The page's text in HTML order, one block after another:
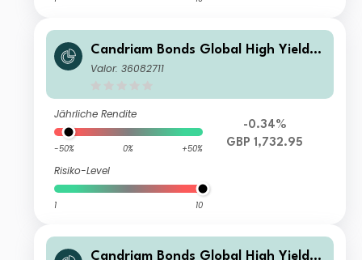
Candriam Bonds Global High Yield C
lass S H GBP Cap
Valor: 36082711
Jährliche Rendite
-50% 0% +50%
Risiko-Level
1 10
-0.34%
GBP 1,732.95
Candriam Bonds Global High Yield C